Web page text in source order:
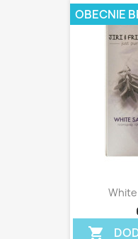
White
shopping_cart
OBECNIE